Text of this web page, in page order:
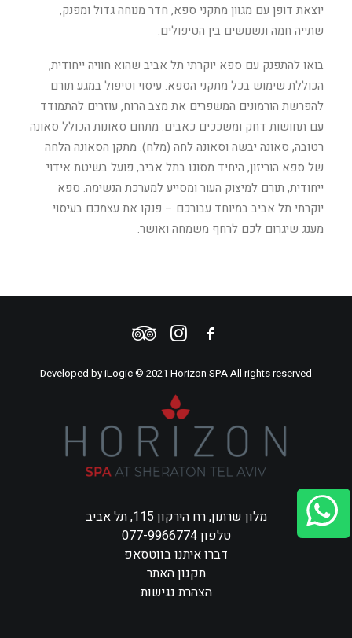
יוצאת דופן עם מגוון מתקני ספא, חדר מנוחה גדול ומפנק,
שתייה חמה ונשנושים בין הטיפולים.
בואו להתפנק עם ספא יוקרתי תל אביב שהוא חוויה ייחודית,
הכוללת שימוש בכל מתקני הספא. עיסוי וטיפול במגע תורם
להפרשת הורמונים המשפרים את מצב הרוח, עוזרים להתמודד
עם תחושות דחק ומשככים כאבים. מתחם סאונות הכולל סאונה
רטובה, סאונה יבשה וסאונה לחה (מלח). מתקן הסאונה הלחה
של ספא הוריזון, היחיד מסוגו בתל אביב, פועל בשיטת אידוי
ייחודית, תורם למיצוק העור ומסייע למערכת הנשימה. ספא
יוקרתי תל אביב במיוחד עבורכם – פנקו את עצמכם בעיסוי
מענג שיגרום לכם לרחף משמחה ואושר.
Developed byiLogic© 2021 Horizon SPA All rights reserved
מלון שרתון, רח הירקון 115, תל אביב
טלפון 077-9966774
דברו איתנו בווטסאפ
תקנון האתר
הצהרת נגישות